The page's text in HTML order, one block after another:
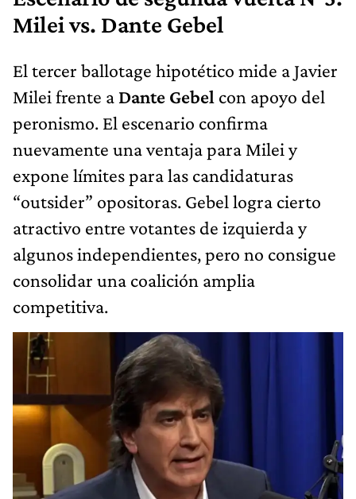
Milei vs. Dante Gebel
El tercer ballotage hipotético mide a Javier
Milei frente a Dante Gebel con apoyo del
peronismo. El escenario confirma
nuevamente una ventaja para Milei y
expone límites para las candidaturas
“outsider” opositoras. Gebel logra cierto
atractivo entre votantes de izquierda y
algunos independientes, pero no consigue
consolidar una coalición amplia
competitiva.